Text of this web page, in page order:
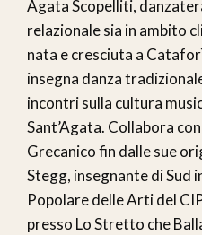
Agata Scopelliti,
relazionale sia in ambito
nata e cresciuta a
insegna danza
incontri sulla cultura
Sant’Agata. Collabora
Grecanico fin dalle sue
Stegg, insegnante di Sud
Popolare delle Arti del
presso Lo Stretto che